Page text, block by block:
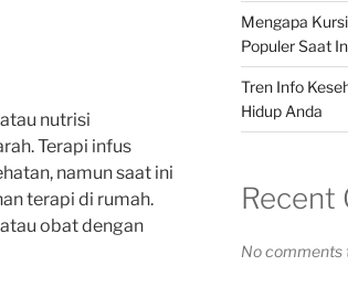
nutrisi
Terapi infus
namun saat ini
terapi di rumah.
obat dengan
Mengapa
Populer Saat
Tren Info
Hidup Anda
Recent
No comments